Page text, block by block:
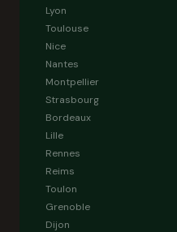
Lyon
Toulouse
Nice
Nantes
Montpellier
Strasbourg
Bordeaux
Lille
Rennes
Reims
Toulon
Grenoble
Dijon